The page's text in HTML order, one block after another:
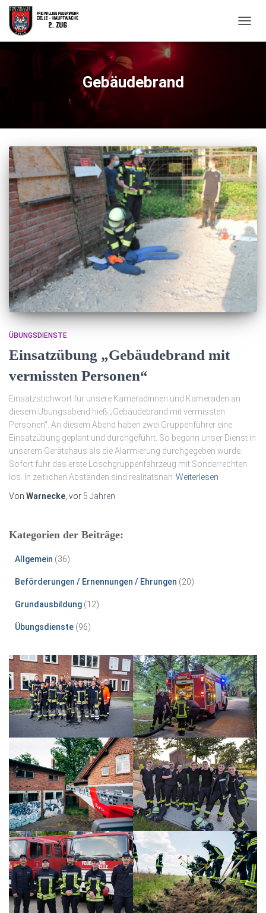
Gebäudebrand
ÜBUNGSDIENSTE
Einsatzübung „Gebäudebrand mit
vermissten Personen“
Einsatzstichwort für unsere Kameradinnen und Kameraden an
diesem Übungsabend hieß „Gebäudebrand mit vermissten
Personen“. An diesem Abend haben zwei Gruppenführer eine
Einsatzübung geplant und durchgeführt. So begann unser Dienst in
unserem Gerätehaus als die Alarmierung durchgegeben wurde.
Sofort fuhr das erste Löschgruppenfahrzeug mit Sonderrechten
los. In zeitlichen Abständen sind realitätsnah Weiterlesen
Von Warnecke , vor 5 Jahren
Kategorien der Beiträge:
Allgemein (36)
Beförderungen / Ernennungen / Ehrungen (20)
Grundausbildung (12)
Übungsdienste (96)